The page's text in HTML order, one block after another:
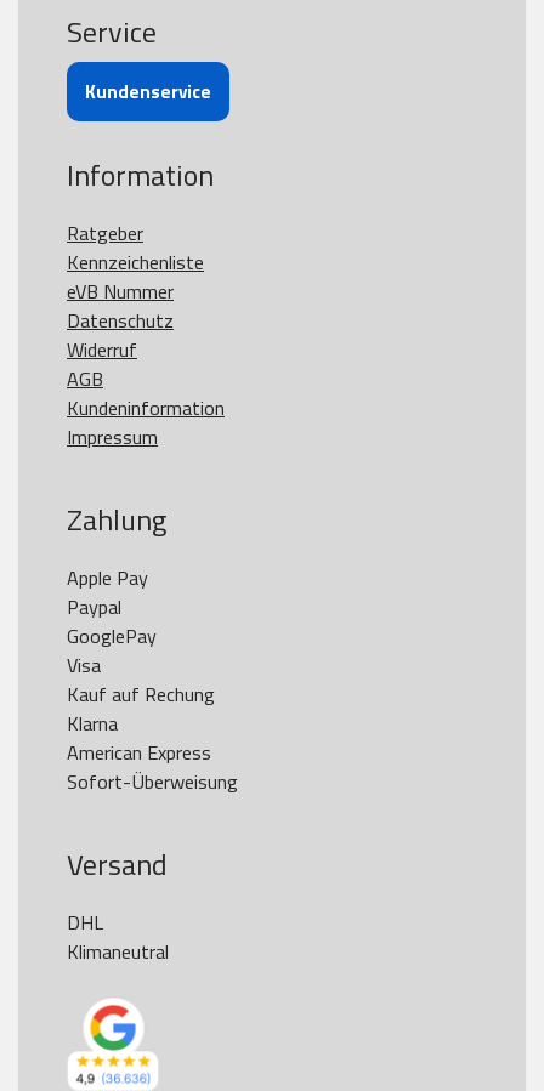
Service
Kundenservice
Information
Ratgeber
Kennzeichenliste
eVB Nummer
Datenschutz
Widerruf
AGB
Kundeninformation
Impressum
Zahlung
Apple Pay
Paypal
GooglePay
Visa
Kauf auf Rechung
Klarna
American Express
Versand
DHL
Klimaneutral